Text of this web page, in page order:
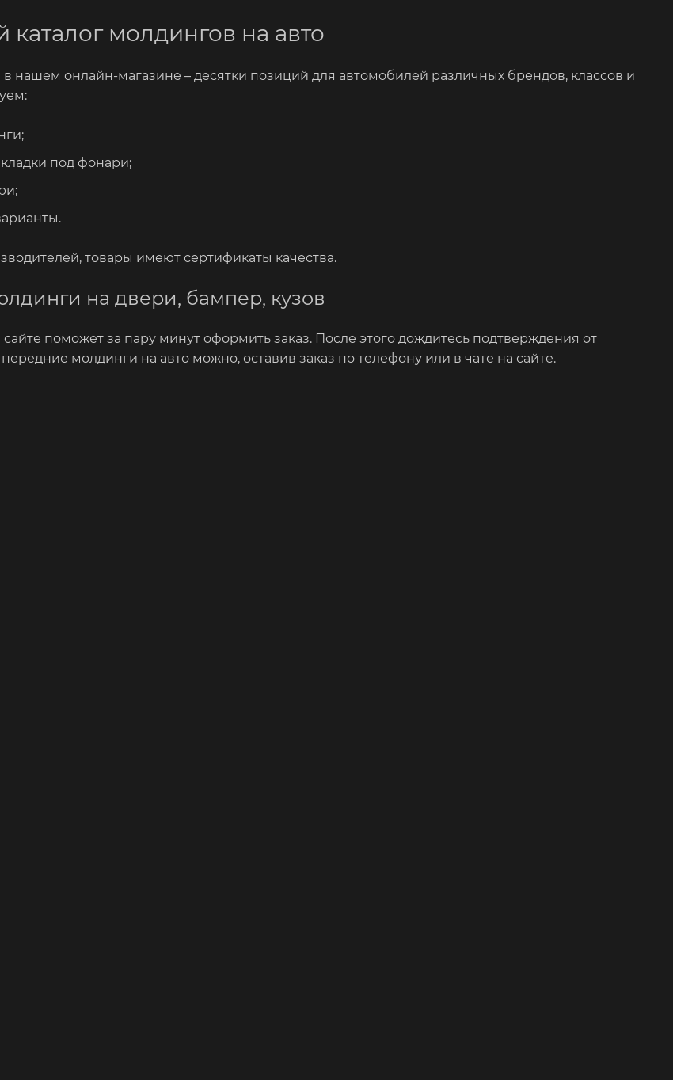
молдингов на авто
в нашем онлайн-магазине – десятки позиций для автомобилей различных брендов, классов и
под фонари;
товары имеют сертификаты качества.
на двери, бампер, кузов
поможет за пару минут оформить заказ. После этого дождитесь подтверждения от
молдинги на авто можно, оставив заказ по телефону или в чате на сайте.